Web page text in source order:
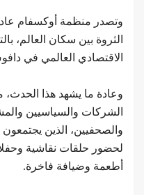
وتصدر منظمة أوكسفام
الثروة بين سكان العالم،
الاقتصادي العالمي في
وعادة ما يشهد هذا الحدث،
الشركات والسياسيين
والصحفيين، الذين
لحضور حلقات نقاشية
أطعمة وضيافة فاخرة.